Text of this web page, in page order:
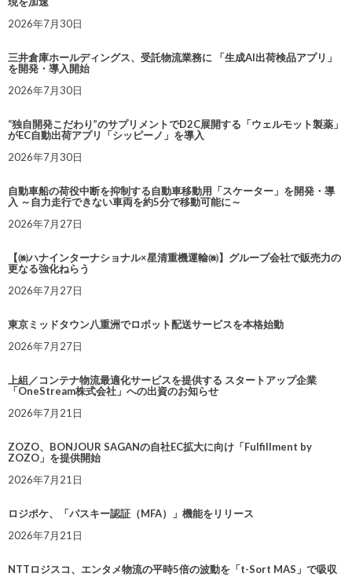
2026年7月30日
三井倉庫ホールディングス、受託物流業務に 「生成AI出荷検品アプリ」
を開発・導入開始
2026年7月30日
“独自開発こだわり”のサプリメントでD2C展開する「ウェルモット製薬」
がEC自動出荷アプリ「シッピーノ」を導入
2026年7月30日
自動車船の荷役中断を抑制する自動車移動用「スケーター」を開発・導
入 ～自力走行できない車両を約5分で移動可能に～
2026年7月27日
【㈱ハナインターナショナル×星清重機運輸㈱】グループ会社で販売力の
更なる強化ねらう
2026年7月27日
東京ミッドタウン八重洲でロボット配送サービスを本格始動
2026年7月27日
上組／コンテナ物流最適化サービスを提供する スタートアップ企業
「OneStream株式会社」への出資のお知らせ
2026年7月21日
ZOZO、BONJOUR SAGANの自社EC拡大に向け「Fulfillment by
ZOZO」を提供開始
2026年7月21日
ロジポケ、「パスキー認証（MFA）」機能をリリース
2026年7月21日
NTTロジスコ、エンタメ物流の平時5倍の波動を「t-Sort MAS」で吸収